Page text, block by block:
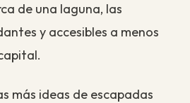
de una laguna, las
y accesibles a menos
más ideas de escapadas